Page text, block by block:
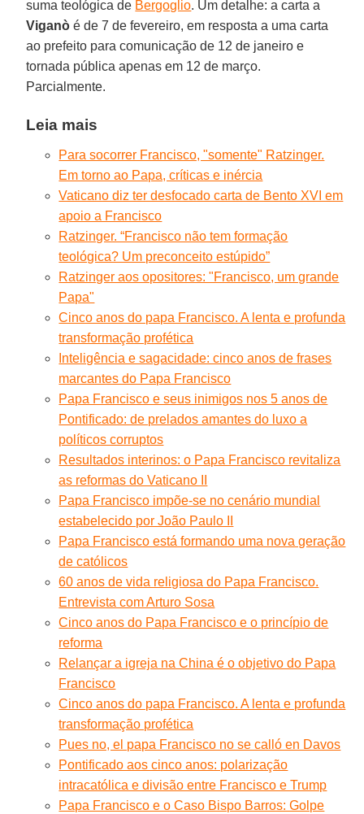
suma teológica de Bergoglio. Um detalhe: a carta a
Viganò é de 7 de fevereiro, em resposta a uma carta
ao prefeito para comunicação de 12 de janeiro e
tornada pública apenas em 12 de março.
Parcialmente.
Leia mais
Para socorrer Francisco, "somente" Ratzinger.
Em torno ao Papa, críticas e inércia
Vaticano diz ter desfocado carta de Bento XVI em
apoio a Francisco
Ratzinger. “Francisco não tem formação
teológica? Um preconceito estúpido”
Ratzinger aos opositores: "Francisco, um grande
Papa"
Cinco anos do papa Francisco. A lenta e profunda
transformação profética
Inteligência e sagacidade: cinco anos de frases
marcantes do Papa Francisco
Papa Francisco e seus inimigos nos 5 anos de
Pontificado: de prelados amantes do luxo a
políticos corruptos
Resultados interinos: o Papa Francisco revitaliza
as reformas do Vaticano II
Papa Francisco impõe-se no cenário mundial
estabelecido por João Paulo II
Papa Francisco está formando uma nova geração
de católicos
60 anos de vida religiosa do Papa Francisco.
Entrevista com Arturo Sosa
Cinco anos do Papa Francisco e o princípio de
reforma
Relançar a igreja na China é o objetivo do Papa
Francisco
Cinco anos do papa Francisco. A lenta e profunda
transformação profética
Pues no, el papa Francisco no se calló en Davos
Pontificado aos cinco anos: polarização
intracatólica e divisão entre Francisco e Trump
Papa Francisco e o Caso Bispo Barros: Golpe